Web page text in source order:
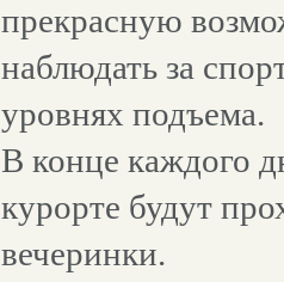
прекрасную
наблюдать за
уровнях подъема.
В конце каждого
курорте будут
вечеринки.